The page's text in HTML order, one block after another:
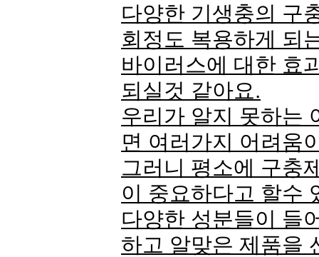
다양한 기생충의 구
회정도 복용하게 되
바이러스에 대한 효
되실것 같아요.
우리가 알지 못하는
면 여러가지 어려움
그러니 평소에 구충
이 중요하다고 할수
다양한 성분들이 들
하고 알맞은 제품을